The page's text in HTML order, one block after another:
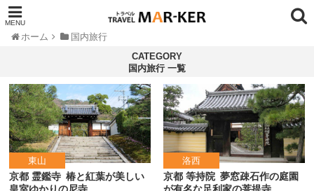
ホーム 国内旅行
国内旅行 一覧
東山
京都 霊鑑寺 椿と紅葉が美しい
洛西
京都 等持院 夢窓疎石作の庭園